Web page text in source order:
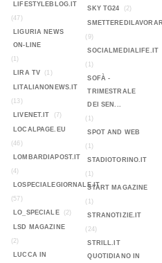
LIFESTYLEBLOG.IT
(47)
LIGURIA NEWS
ON-LINE
(1)
LIRA TV
(1)
LITALIANONEWS.IT
(13)
LIVENET.IT
(7)
LOCALPAGE.EU
(46)
LOMBARDIAPOST.IT
(4)
LOSPECIALEGIORNALE.IT
(57)
LO_SPECIALE
(2)
LSD MAGAZINE
(2)
LUCCA IN
SKY TG24
(2)
(9)
SOCIALMEDIALIFE.IT
(1)
SOFÀ -
TRIMESTRALE
DEI SEN...
(1)
SPOT AND WEB
(1)
STADIOTORINO.IT
(1)
START MAGAZINE
(1)
STRANOTIZIE.IT
(24)
STRILL.IT
QUOTIDIANO IN